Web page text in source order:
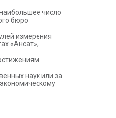
число
бюро
измерения
«Ансат»,
наук или за